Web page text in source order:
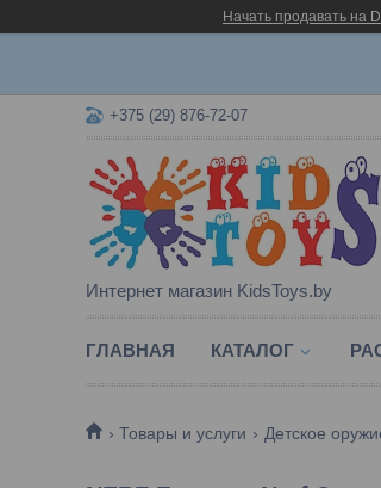
Начать продавать на
+375 (29) 876-72-07
Интернет магазин KidsToys.by
ГЛАВНАЯ КАТАЛОГ
Товары и услуги Детское